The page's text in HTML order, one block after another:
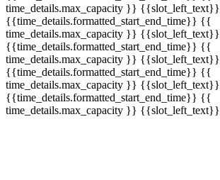
time_details.max_capacity }} {{slot_left_text}}
{{time_details.formatted_start_end_time}} {{
time_details.max_capacity }} {{slot_left_text}}
{{time_details.formatted_start_end_time}} {{
time_details.max_capacity }} {{slot_left_text}}
{{time_details.formatted_start_end_time}} {{
time_details.max_capacity }} {{slot_left_text}}
{{time_details.formatted_start_end_time}} {{
time_details.max_capacity }} {{slot_left_text}}